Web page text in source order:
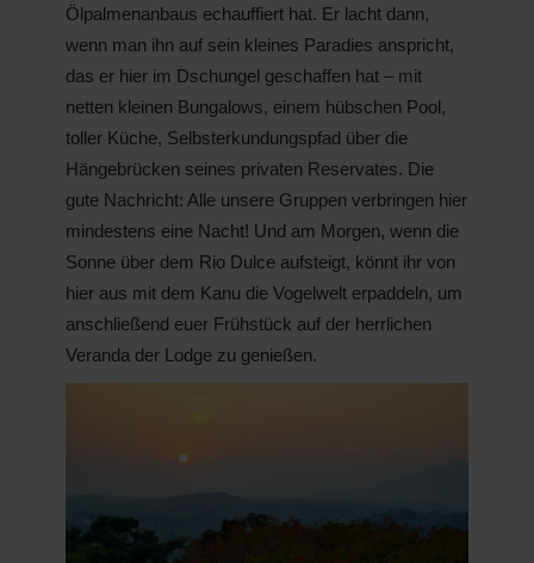
Ölpalmenanbaus echauffiert hat. Er lacht dann,
wenn man ihn auf sein kleines Paradies anspricht,
das er hier im Dschungel geschaffen hat – mit
netten kleinen Bungalows, einem hübschen Pool,
toller Küche, Selbsterkundungspfad über die
Hängebrücken seines privaten Reservates. Die
gute Nachricht: Alle unsere Gruppen verbringen hier
mindestens eine Nacht! Und am Morgen, wenn die
Sonne über dem Rio Dulce aufsteigt, könnt ihr von
hier aus mit dem Kanu die Vogelwelt erpaddeln, um
anschließend euer Frühstück auf der herrlichen
Veranda der Lodge zu genießen.